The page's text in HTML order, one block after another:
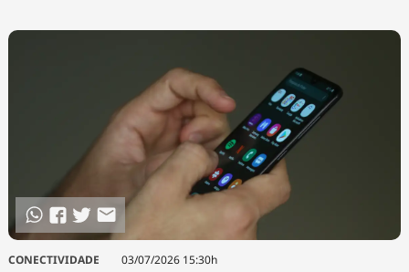
CONECTIVIDADE 03/07/2026 15:30h